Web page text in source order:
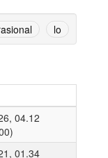
lo
04.12
01.34